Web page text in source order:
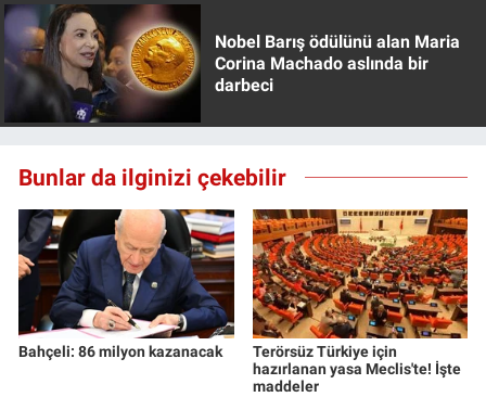
Nobel Barış ödülünü alan Maria
Corina Machado aslında bir
darbeci
Bunlar da ilginizi çekebilir
Bahçeli: 86 milyon kazanacak
Terörsüz Türkiye için
hazırlanan yasa Meclis'te! İşte
maddeler